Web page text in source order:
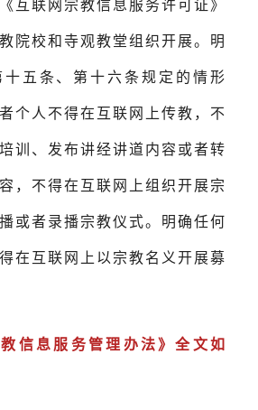
互联网宗教信息服务许可证》
院校和寺观教堂组织开展。明
五条、第十六条规定的情形
个人不得在互联网上传教，不
训、发布讲经讲道内容或者转
，不得在互联网上组织开展宗
或者录播宗教仪式。明确任何
在互联网上以宗教名义开展募
教信息服务管理办法》全文如